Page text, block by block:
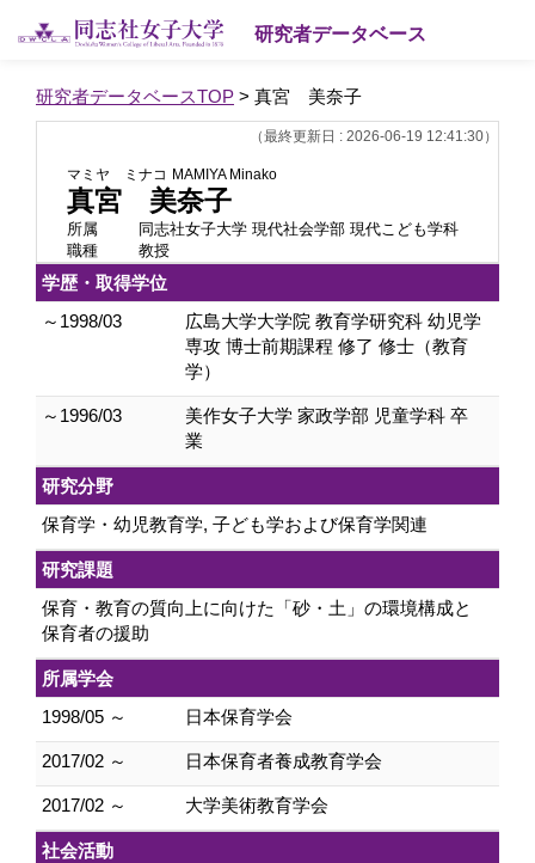
研究者データベース
研究者データベースTOP > 真宮 美奈子
（最終更新日 : 2026-06-19 12:41:30）
マミヤ ミナコ MAMIYA Minako
真宮 美奈子
所属
同志社女子大学 現代社会学部 現代こども学科
職種
教授
学歴・取得学位
～1998/03
広島大学大学院 教育学研究科 幼児学
専攻 博士前期課程 修了 修士（教育
学）
～1996/03
美作女子大学 家政学部 児童学科 卒
業
研究分野
保育学・幼児教育学, 子ども学および保育学関連
研究課題
保育・教育の質向上に向けた「砂・土」の環境構成と
保育者の援助
所属学会
1998/05 ～
日本保育学会
2017/02 ～ 日本保育者養成教育学会
2017/02 ～ 大学美術教育学会
社会活動